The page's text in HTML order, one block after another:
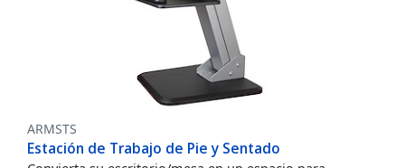
ARMSTS
Estación de Trabajo de Pie y Sentado